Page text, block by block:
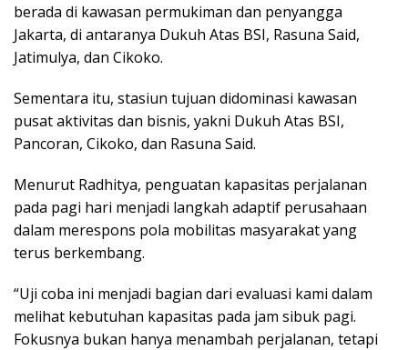
berada di kawasan permukiman dan penyangga
Jakarta, di antaranya Dukuh Atas BSI, Rasuna Said,
Jatimulya, dan Cikoko.
Sementara itu, stasiun tujuan didominasi kawasan
pusat aktivitas dan bisnis, yakni Dukuh Atas BSI,
Pancoran, Cikoko, dan Rasuna Said.
Menurut Radhitya, penguatan kapasitas perjalanan
pada pagi hari menjadi langkah adaptif perusahaan
dalam merespons pola mobilitas masyarakat yang
terus berkembang.
“Uji coba ini menjadi bagian dari evaluasi kami dalam
melihat kebutuhan kapasitas pada jam sibuk pagi.
Fokusnya bukan hanya menambah perjalanan, tetapi